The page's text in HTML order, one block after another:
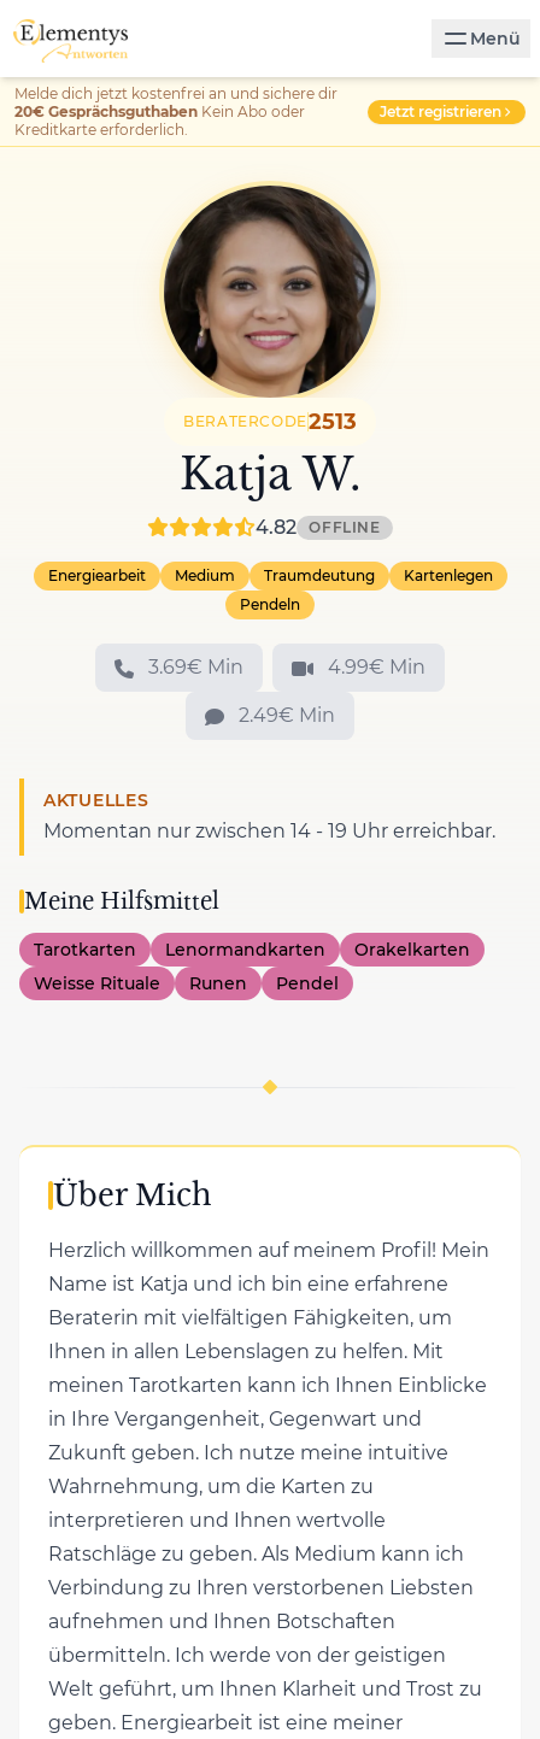
Menü
Melde dich jetzt kostenfrei an und sichere dir
20€ Gesprächsguthaben Kein Abo oder
Kreditkarte erforderlich.
Jetzt registrieren
BERATERCODE2513
Katja W.
4.82 OFFLINE
Energiearbeit Medium Traumdeutung
Kartenlegen
Pendeln
3.69€ Min 4.99€ Min
2.49€ Min
AKTUELLES
Momentan nur zwischen 14 - 19 Uhr erreichbar.
Meine Hilfsmittel
Tarotkarten Lenormandkarten
Orakelkarten
Weisse Rituale
Runen Pendel
Über Mich
Herzlich willkommen auf meinem Profil! Mein
Name ist Katja und ich bin eine erfahrene
Beraterin mit vielfältigen Fähigkeiten, um
Ihnen in allen Lebenslagen zu helfen. Mit
meinen Tarotkarten kann ich Ihnen Einblicke
in Ihre Vergangenheit, Gegenwart und
Zukunft geben. Ich nutze meine intuitive
Wahrnehmung, um die Karten zu
interpretieren und Ihnen wertvolle
Ratschläge zu geben. Als Medium kann ich
Verbindung zu Ihren verstorbenen Liebsten
aufnehmen und Ihnen Botschaften
übermitteln. Ich werde von der geistigen
Welt geführt, um Ihnen Klarheit und Trost zu
geben. Energiearbeit ist eine meiner